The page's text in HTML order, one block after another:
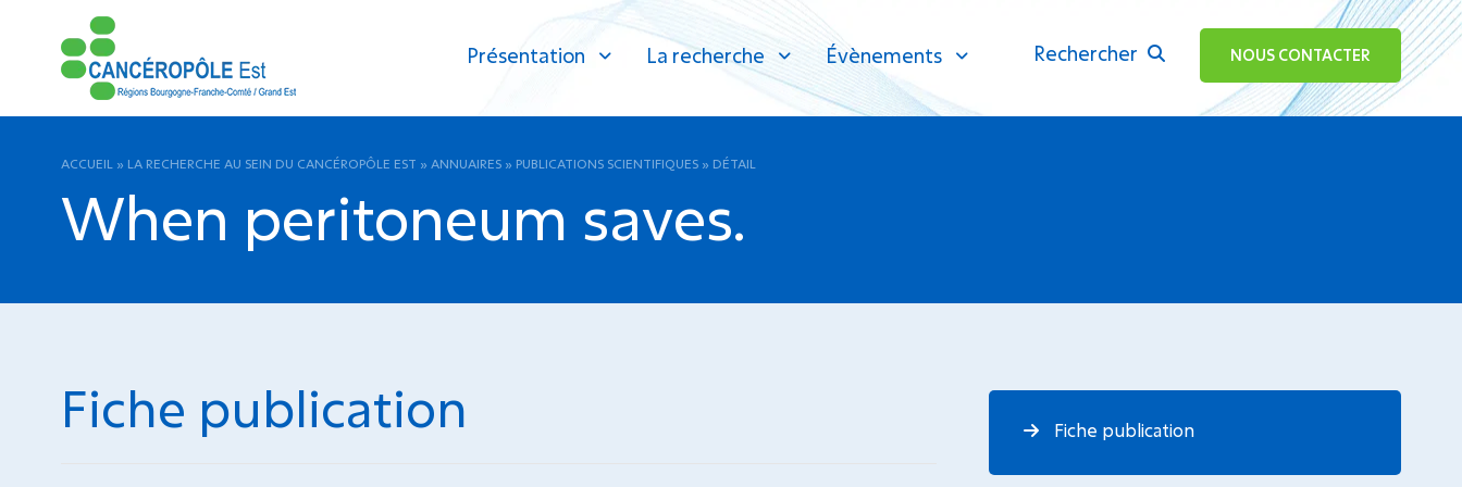
Présentation La recherche Évènements Rechercher
ok NOUS CONTACTER
ACCUEIL » LA RECHERCHE AU SEIN DU CANCÉROPÔLE EST » ANNUAIRES » PUBLICATIONS SCIENTIFIQUES » DÉTAIL
When peritoneum saves.
Fiche publication Fiche publication